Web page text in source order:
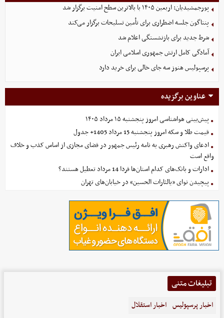
پورجمشیدیان: اربعین ۱۴۰۵ با بالاترین سطح امنیت برگزار شد
پنتاگون جلسه اضطراری برای تأمین تسلیحات برگزار می‌کند
شرط جدید برای بازنشستگی اعلام شد
آمادگی کامل ارتش جمهوری اسلامی ایران
پرسپولیس هنوز سه جای خالی برای خرید دارد
عناوین برگزیده
پیش‌بینی هواشناسی امروز پنجشنبه ۱۵ مرداد ۱۴۰۵
قیمت طلا و سکه امروز پنجشنبه 15 مرداد 1405+ جدول
ادعای واکنش رهبری به نامه رئیس جمهور در فضای مجازی از اساس کذب و خلاف
واقع است
ادارات و بانک‌های کدام استان‌ها فردا 14 مرداد تعطیل هستند؟
پیچیدن نوای «یالثارات الحسین» در خیابان‌های تهران
تبلیغات متنی
اخبار پرسپولیس اخبار استقلال